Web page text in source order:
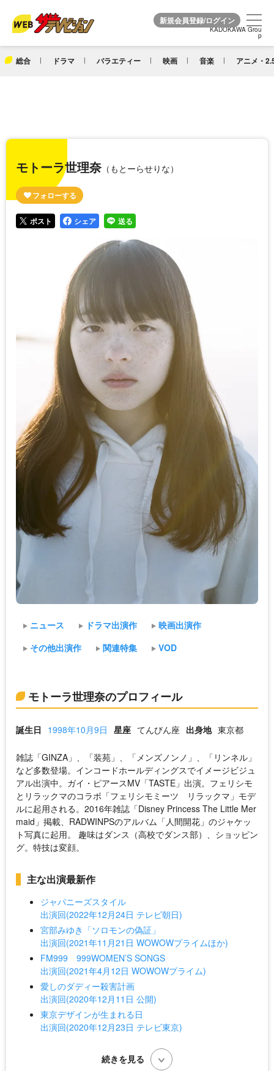
KADOKAWA Grou
p
総合 ドラマ バラエティー 映画 音楽 アニメ・
KADOKAWA Grou
p
モトーラ世理奈（もとーらせりな）
ポスト シェア 送る
ニュース ドラマ出演作
映画出演作
その他出演作
関連特集 VOD
モトーラ世理奈のプロフィール
誕生日 1998年10月9日 星座 てんびん座 出身地 東京都
雑誌「GINZA」、「装苑」、「メンズノンノ」、「リンネル」
など多数登場。インコードホールディングスでイメージビジュ
アル出演中。ガイ・ピアースMV「TASTE」出演。フェリシモ
とリラックマのコラボ「フェリシモミーツ リラックマ」モデ
ルに起用される。2016年雑誌「Disney Princess The Little Mer
maid」掲載、RADWINPSのアルバム「人間開花」のジャケッ
ト写真に起用。 趣味はダンス（高校でダンス部）、ショッピン
グ。特技は変顔。
主な出演最新作
ジャパニーズスタイル
出演回(2022年12月24日 テレビ朝日)
宮部みゆき「ソロモンの偽証」
出演回(2021年11月21日 WOWOWプライムほか)
FM999 999WOMEN’S SONGS
出演回(2021年4月12日 WOWOWプライム)
愛しのダディー殺害計画
出演回(2020年12月11日 公開)
東京デザインが生まれる日
出演回(2020年12月23日 テレビ東京)